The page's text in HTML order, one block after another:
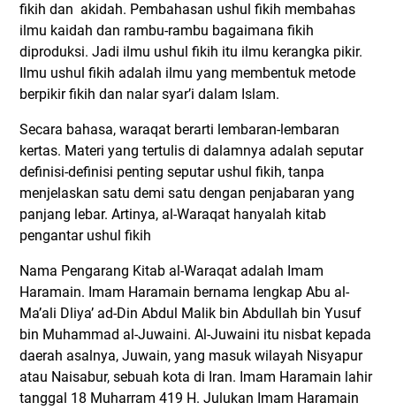
fikih dan akidah. Pembahasan ushul fikih membahas
ilmu kaidah dan rambu-rambu bagaimana fikih
diproduksi. Jadi ilmu ushul fikih itu ilmu kerangka pikir.
Ilmu ushul fikih adalah ilmu yang membentuk metode
berpikir fikih dan nalar syar’i dalam Islam.
Secara bahasa, waraqat berarti lembaran-lembaran
kertas. Materi yang tertulis di dalamnya adalah seputar
definisi-definisi penting seputar ushul fikih, tanpa
menjelaskan satu demi satu dengan penjabaran yang
panjang lebar. Artinya, al-Waraqat hanyalah kitab
pengantar ushul fikih
Nama Pengarang Kitab al-Waraqat adalah Imam
Haramain. Imam Haramain bernama lengkap Abu al-
Ma’ali Dliya’ ad-Din Abdul Malik bin Abdullah bin Yusuf
bin Muhammad al-Juwaini. Al-Juwaini itu nisbat kepada
daerah asalnya, Juwain, yang masuk wilayah Nisyapur
atau Naisabur, sebuah kota di Iran. Imam Haramain lahir
tanggal 18 Muharram 419 H. Julukan Imam Haramain